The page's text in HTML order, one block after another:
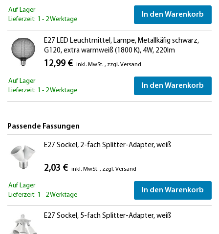
Auf Lager
Lieferzeit: 1 - 2 Werktage
In den Warenkorb
E27 LED Leuchtmittel, Lampe, Metallkäfig schwarz,
G120, extra warmweiß (1800 K), 4W, 220lm
12,99 € inkl. MwSt. , zzgl. Versand
Auf Lager
Lieferzeit: 1 - 2 Werktage
In den Warenkorb
Passende Fassungen
E27 Sockel, 2-fach Splitter-Adapter, weiß
2,03 € inkl. MwSt. , zzgl. Versand
Auf Lager
Lieferzeit: 1 - 2 Werktage
In den Warenkorb
E27 Sockel, 5-fach Splitter-Adapter, weiß